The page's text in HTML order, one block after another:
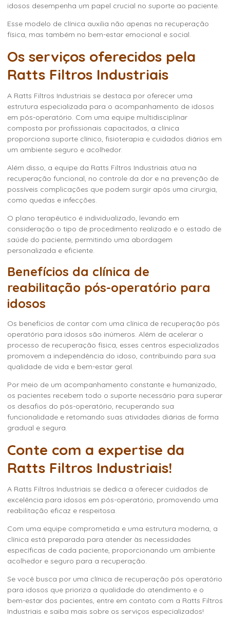
idosos desempenha um papel crucial no suporte ao paciente.
Esse modelo de clínica auxilia não apenas na recuperação
física, mas também no bem-estar emocional e social.
Os serviços oferecidos pela
Ratts Filtros Industriais
A Ratts Filtros Industriais se destaca por oferecer uma
estrutura especializada para o acompanhamento de idosos
em pós-operatório. Com uma equipe multidisciplinar
composta por profissionais capacitados, a clínica
proporciona suporte clínico, fisioterapia e cuidados diários em
um ambiente seguro e acolhedor.
Além disso, a equipe da Ratts Filtros Industriais atua na
recuperação funcional, no controle da dor e na prevenção de
possíveis complicações que podem surgir após uma cirurgia,
como quedas e infecções.
O plano terapêutico é individualizado, levando em
consideração o tipo de procedimento realizado e o estado de
saúde do paciente, permitindo uma abordagem
personalizada e eficiente.
Benefícios da clínica de
reabilitação pós-operatório para
idosos
Os benefícios de contar com uma clínica de recuperação pós
operatório para idosos são inúmeros. Além de acelerar o
processo de recuperação física, esses centros especializados
promovem a independência do idoso, contribuindo para sua
qualidade de vida e bem-estar geral.
Por meio de um acompanhamento constante e humanizado,
os pacientes recebem todo o suporte necessário para superar
os desafios do pós-operatório, recuperando sua
funcionalidade e retomando suas atividades diárias de forma
gradual e segura.
Conte com a expertise da
Ratts Filtros Industriais!
A Ratts Filtros Industriais se dedica a oferecer cuidados de
excelência para idosos em pós-operatório, promovendo uma
reabilitação eficaz e respeitosa.
Com uma equipe comprometida e uma estrutura moderna, a
clínica está preparada para atender às necessidades
específicas de cada paciente, proporcionando um ambiente
acolhedor e seguro para a recuperação.
Se você busca por uma clínica de recuperação pós operatório
para idosos que prioriza a qualidade do atendimento e o
bem-estar dos pacientes, entre em contato com a Ratts Filtros
Industriais e saiba mais sobre os serviços especializados!